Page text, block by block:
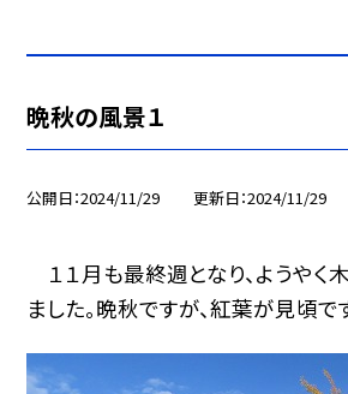
晩秋の風景１
公開日 2024/11/29 更新日 2024/11/29
１１月も最終週となり、ようやく
ました。晩秋ですが、紅葉が見頃で